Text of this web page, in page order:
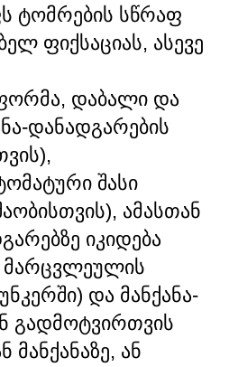
ტომრების სწრაფ
ფიქსაციას, ასევე
დაბალი და
დანადგარების
შასი
ამასთან
იკიდება
და მანქანა-
გადმოტვირთვის
მანქანაზე, ან